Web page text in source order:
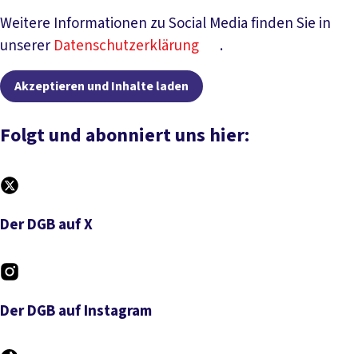
Weitere Informationen zu Social Media finden Sie in
unserer Datenschutzerklärung .
Akzeptieren und Inhalte laden
Folgt und abonniert uns hier:
Der DGB auf X
Der DGB auf Instagram